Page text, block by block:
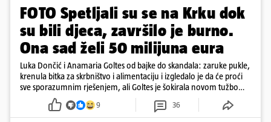
FOTO Spetljali su se na Krku dok
su bili djeca, završilo je burno.
Ona sad želi 50 milijuna eura
Luka Dončić i Anamaria Goltes od bajke do skandala: zaruke pukle,
krenula bitka za skrbništvo i alimentaciju i izgledalo je da će proći
sve sporazumnim rješenjem, ali Goltes je šokirala novom tužbom
u Sloveniji
9 36